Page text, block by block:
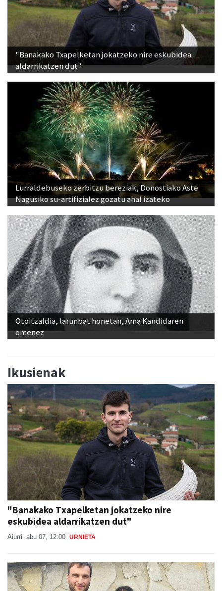
"Banakako Txapelketan jokatzeko nire eskubidea
aldarrikatzen dut"
Lurraldebuseko zerbitzu bereziak, Donostiako Aste
Nagusiko su-artifizialez gozatu ahal izateko
Otoitzaldia, larunbat honetan, Ama Kandidaren
omenez
Ikusienak
"Banakako Txapelketan jokatzeko nire
eskubidea aldarrikatzen dut"
Aiurri abu 07, 12:00 URNIETA